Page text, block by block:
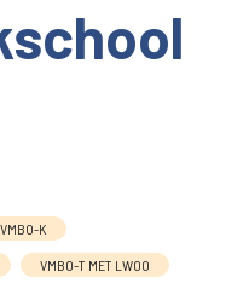
VMBO-K
VMBO-T MET LWOO